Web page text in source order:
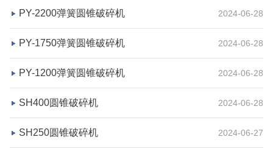
湖北省宜昌市砂石集并日产一万吨砂石料生产线
项目坐标
PY-2200弹簧圆锥破碎机 2024-06-28
PY-1750弹簧圆锥破碎机 2024-06-28
PY-1200弹簧圆锥破碎机 2024-06-28
SH400圆锥破碎机 2024-06-28
SH250圆锥破碎机 2024-06-27